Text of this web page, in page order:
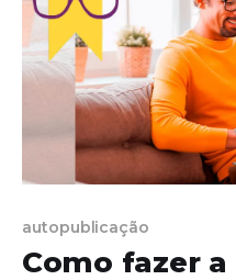
autopublicação
Como fazer